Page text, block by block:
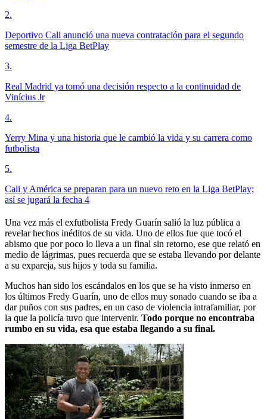
2.
Deportivo Cali anunció una nueva contratación para el segundo
semestre de la Liga BetPlay
3.
Real Madrid ya tomó una decisión respecto a la continuidad de
Vinícius Jr
4.
Yerry Mina y una historia que le cambió la vida y su carrera como
futbolista
5.
Cali y América se preparan para un nuevo reto en la Liga BetPlay;
así se jugará la fecha 4
Una vez más el exfutbolista Fredy Guarín salió la luz pública a
revelar hechos inéditos de su vida. Uno de ellos fue que tocó el
abismo que por poco lo lleva a un final sin retorno, ese que relató en
medio de lágrimas, pues recuerda que se estaba llevando por delante
a su expareja, sus hijos y toda su familia.
Muchos han sido los escándalos en los que se ha visto inmerso en
los últimos Fredy Guarín, uno de ellos muy sonado cuando se iba a
dar puños con sus padres, en un caso de violencia intrafamiliar, por
la que la policía tuvo que intervenir. Todo porque no encontraba
rumbo en su vida, esa que estaba llegando a su final.